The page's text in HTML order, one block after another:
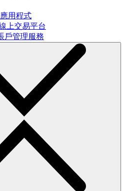
用程式
上交易平台
戶管理服務